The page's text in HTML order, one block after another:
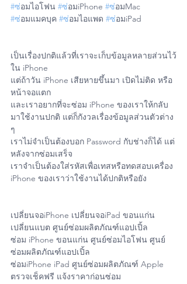
#ซ่อมไอโฟน #ซ่อมiPhone #ซ่อมMac
#ซ่อมแมคบุค #ซ่อมไอแพด #ซ่อมiPad
เป็นเรื่องปกติแล้วที่เราจะเก็บข้อมูลหลายส่วนไว้
ใน iPhone
แต่ถ้าวัน iPhone เสียหายขึ้นมา เปิดไม่ติด หรือ
หน้าจอแตก
และเราอยากที่จะซ่อม iPhone ของเราให้กลับ
มาใช้งานปกติ แต่ก็กังวลเรื่องข้อมูลส่วนตัวต่าง
ๆ
เราไม่จำเป็นต้องบอก Password กับช่างก็ได้ แต่
หลังจากซ่อมเสร็จ
เราจำเป็นต้องใส่รหัสเพื่อเทสหรือทดสอบเครื่อง
iPhone ของเราว่าใช้งานได้ปกติหรือยัง
เปลี่ยนจอiPhone เปลี่ยนจอiPad ขอนแก่น
เปลี่ยนแบต ศูนย์ซ่อมผลิตภัณฑ์แอปเปิ้ล
ซ่อม iPhone ขอนแก่น ศูนย์ซ่อมไอโฟน ศูนย์
ซ่อมผลิตภัณฑ์แอปเปิ้ล
ซ่อมiPhone iPad ศูนย์ซ่อมผลิตภัณฑ์ Apple
ตรวจเช็คฟรี แจ้งราคาก่อนซ่อม